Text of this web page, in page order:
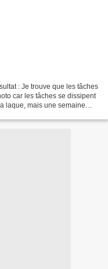
car les tâches se dissipent
laque, mais une semaine